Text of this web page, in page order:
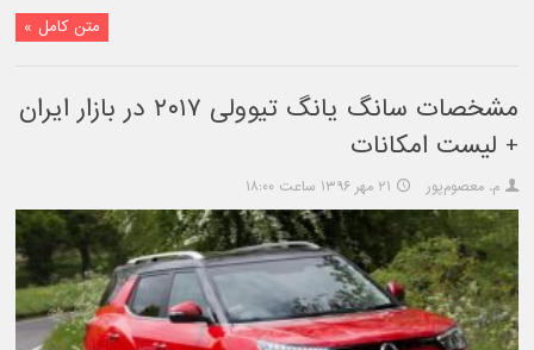
متن کامل »
مشخصات سانگ یانگ تیوولی ۲۰۱۷ در بازار ایران
+ لیست امکانات
م. معصوم‌پور ۲۱ مهر ۱۳۹۶ ساعت ۱۸:۰۰